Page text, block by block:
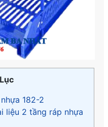
182-2
liệu 2 tầng ráp nhựa